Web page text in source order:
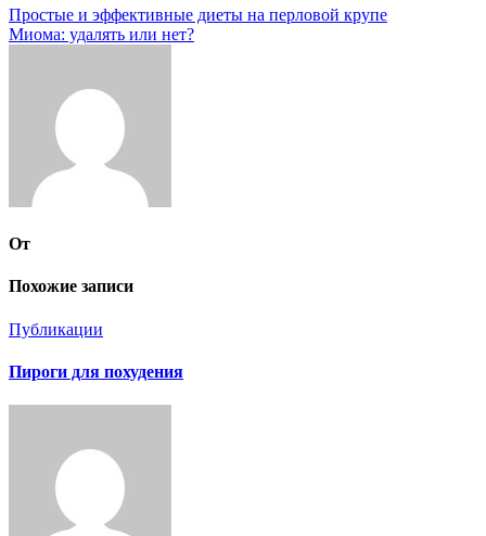
Навигация
по
Простые и эффективные диеты на перловой крупе
Миома: удалять или нет?
От
Похожие записи
Публикации
Пироги для похудения